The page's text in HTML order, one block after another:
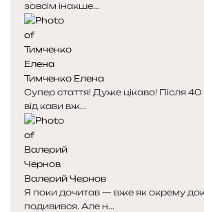
зовсім інакше...
Тимченко Елена
Супер стаття! Дуже цікаво! Після
від кави вж...
Валерий Чернов
Я поки дочитав — вже як окрему
подивився. Але н...